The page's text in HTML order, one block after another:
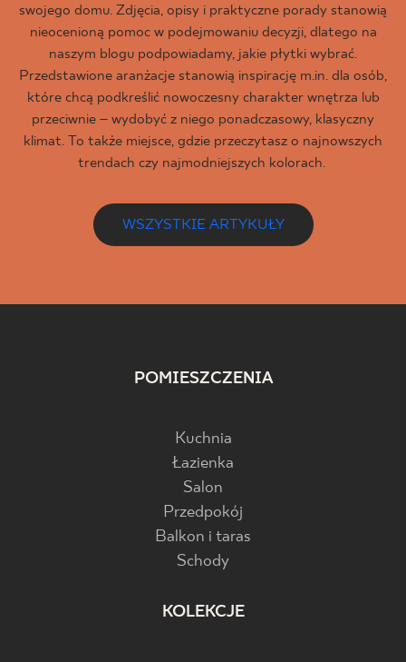
swojego domu. Zdjęcia, opisy i praktyczne porady stanowią
nieocenioną pomoc w podejmowaniu decyzji, dlatego na
naszym blogu podpowiadamy, jakie płytki wybrać.
Przedstawione aranżacje stanowią inspirację m.in. dla osób,
które chcą podkreślić nowoczesny charakter wnętrza lub
przeciwnie – wydobyć z niego ponadczasowy, klasyczny
klimat. To także miejsce, gdzie przeczytasz o najnowszych
trendach czy najmodniejszych kolorach.
WSZYSTKIE ARTYKUŁY
POMIESZCZENIA
Kuchnia
Łazienka
Salon
Przedpokój
Balkon i taras
Schody
KOLEKCJE